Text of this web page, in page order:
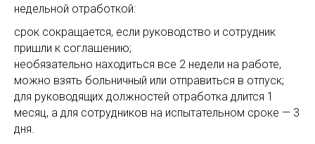
недельной отработкой:
срок сокращается, если руководство и сотрудник
пришли к соглашению;
необязательно находиться все 2 недели на работе,
можно взять больничный или отправиться в отпуск;
для руководящих должностей отработка длится 1
месяц, а для сотрудников на испытательном сроке — 3
дня.